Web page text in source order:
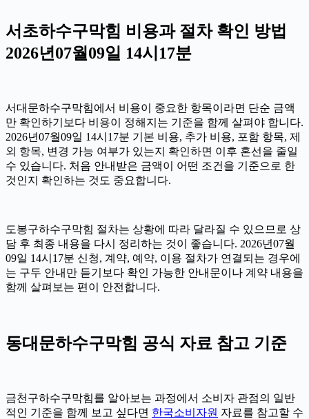
서초하수구막힘 비용과 절차 확인 방법
2026년07월09일 14시17분
서대문하수구막힘에서 비용이 중요한 항목이라면 단순 금액
만 확인하기보다 비용이 정해지는 기준을 함께 살펴야 합니다.
2026년07월09일 14시17분 기본 비용, 추가 비용, 포함 항목, 제
외 항목, 변경 가능 여부가 있는지 확인하면 이후 혼선을 줄일
수 있습니다. 처음 안내받은 금액이 어떤 조건을 기준으로 한
것인지 확인하는 것도 중요합니다.
도봉구하수구막힘 절차는 상황에 따라 달라질 수 있으므로 상
담 후 최종 내용을 다시 정리하는 것이 좋습니다. 2026년07월
09일 14시17분 신청, 계약, 예약, 이용 절차가 연결되는 경우에
는 구두 안내만 듣기보다 확인 가능한 안내문이나 계약 내용을
함께 살펴보는 편이 안전합니다.
동대문하수구막힘 공식 자료 참고 기준
금천구하수구막힘를 알아보는 과정에서 소비자 관점의 일반
적인 기준을 함께 보고 싶다면 한국소비자원 자료를 참고할 수